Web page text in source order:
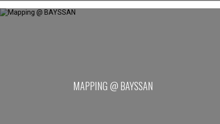
MAPPING @ BAYSSAN